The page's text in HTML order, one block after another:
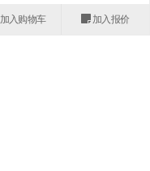
加入购物车 加入报价